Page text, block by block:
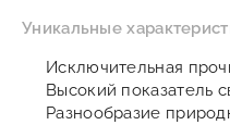
Уникальные
Исключительная
Высокий показатель
Разнообразие